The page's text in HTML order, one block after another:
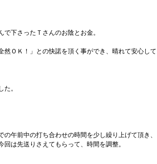
下さったＴさんのお陰とお金。
ＯＫ！」との快諾を頂く事ができ、晴れて安心して
。
午前中の打ち合わせの時間を少し繰り上げて頂き、
は先送りさえてもらって、時間を調整。